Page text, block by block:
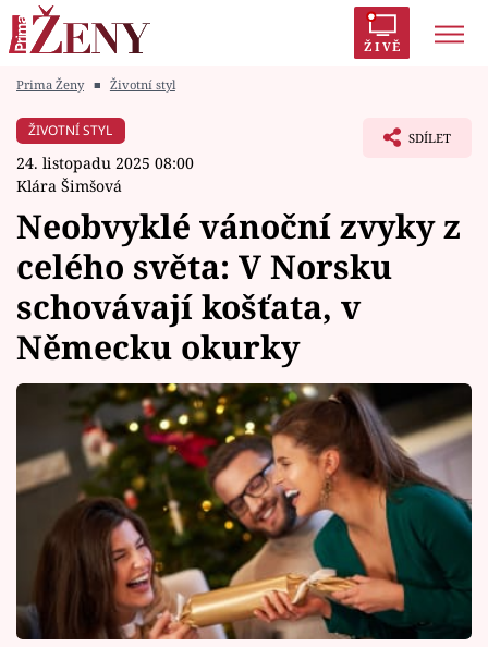
ŽIVĚ
Módní alarm
Témata
Celebrity
Vztahy
Seriály
Horoskopy
Sledujte prima+
Filmový festival Karlovy Vary
Prima Ženy ■ Životní styl
ŽIVOTNÍ STYL
24. listopadu 2025 08:00
Klára Šimšová
SDÍLET
Neobvyklé vánoční zvyky z
celého světa: V Norsku
schovávají košťata, v
Německu okurky